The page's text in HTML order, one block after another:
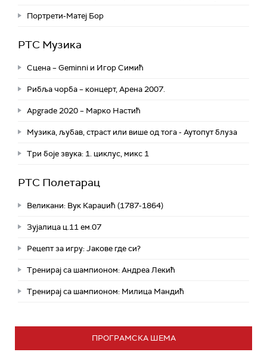
Портрети-Матеј Бор
РТС Музика
Сцена – Geminni и Игор Симић
Рибља чорба – концерт, Арена 2007.
Apgrade 2020 – Марко Настић
Музика, љубав, страст или више од тога - Аутопут блуза
Три боје звука: 1. циклус, микс 1
РТС Полетарац
Великани: Вук Караџић (1787-1864)
Зујалица ц.11 ем.07
Рецепт за игру: Јакове где си?
Тренирај са шампионом: Андреа Лекић
Тренирај са шампионом: Милица Мандић
ПРОГРАМСКА ШЕМА